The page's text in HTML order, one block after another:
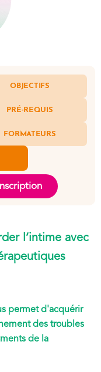
OBJECTIFS
PRÉ-REQUIS
FORMATEURS
l’intime avec
permet d'acquérir
des troubles
de la